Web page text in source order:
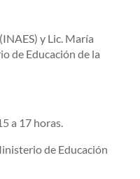
y Lic. María
de Educación de la
a 17 horas.
de Educación